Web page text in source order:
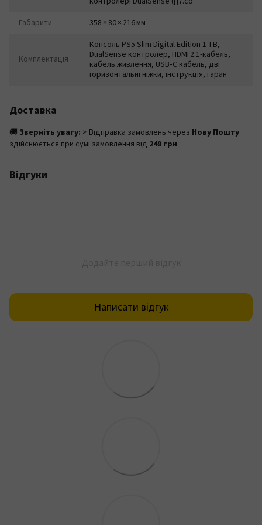
Габарити
358 × 80 × 216 мм
Комплектація
Консоль PS5 Slim Digital Edition 1 TB,
DualSense контролер, HDMI 2.1-кабель,
кабель живлення, USB‑C кабель, дві
горизонтальні ніжки, інструкція, гаран
Доставка
🚚 Зверніть увагу: > Відправка замовлень через Нову Пошту
здійснюється при сумі замовлення від 249 грн
Відгуки
Написати відгук